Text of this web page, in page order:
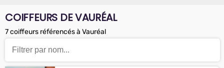
COIFFEURS DE VAURÉAL
7 coiffeurs référencés à Vauréal